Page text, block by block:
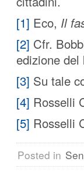
[1] Eco, Il
[2] Cfr.
edizione del
[3] Su tale
[4] Rosselli
[5] Rosselli
Posted in